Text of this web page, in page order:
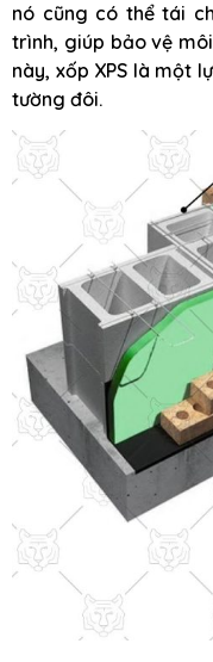
nó cũng có thể tái
trình, giúp bảo vệ
này, xốp XPS là một
tường đôi.